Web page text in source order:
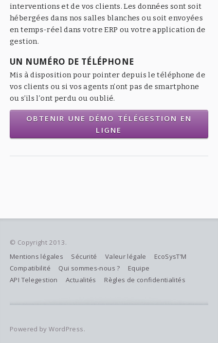
interventions et de vos clients. Les données sont soit
hébergées dans nos salles blanches ou soit envoyées
en temps-réel dans votre ERP ou votre application de
gestion.
UN NUMÉRO DE TÉLÉPHONE
Mis à disposition pour pointer depuis le téléphone de
vos clients ou si vos agents n’ont pas de smartphone
ou s’ils l’ont perdu ou oublié.
OBTENIR UNE DÉMO TÉLÉGESTION EN
LIGNE
© Copyright 2013.
Mentions légales
Sécurité Valeur légale
EcoSysT’M
Compatibilité
Qui sommes-nous ?
Equipe
API Telegestion
Actualités Règles de confidentialités
Powered by WordPress.